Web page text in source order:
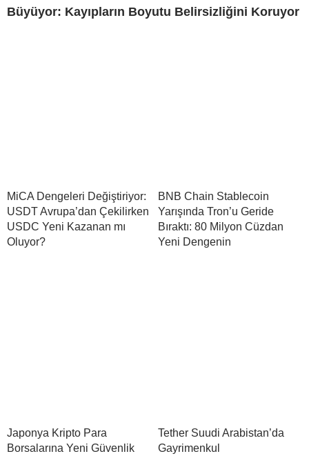
Büyüyor: Kayıpların Boyutu Belirsizliğini Koruyor
MiCA Dengeleri Değiştiriyor:
USDT Avrupa’dan Çekilirken
USDC Yeni Kazanan mı
Oluyor?
BNB Chain Stablecoin
Yarışında Tron’u Geride
Bıraktı: 80 Milyon Cüzdan
Yeni Dengenin
Japonya Kripto Para
Borsalarına Yeni Güvenlik
Tether Suudi Arabistan’da
Gayrimenkul